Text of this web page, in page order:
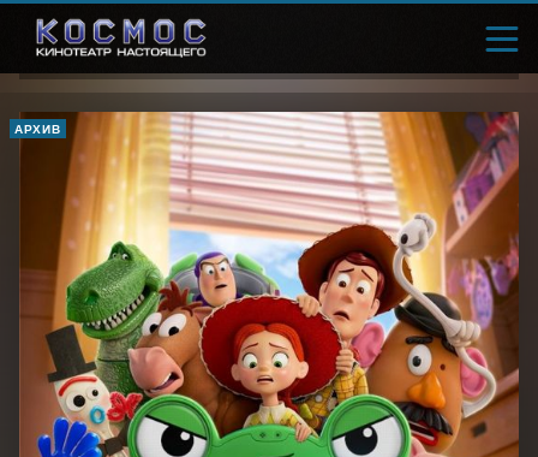
АРХИВ